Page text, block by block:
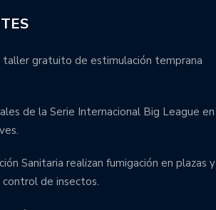
gratuito de estimulación temprana
de la Serie Internacional Big League en
Sanitaria realizan fumigación en plazas y
de insectos.